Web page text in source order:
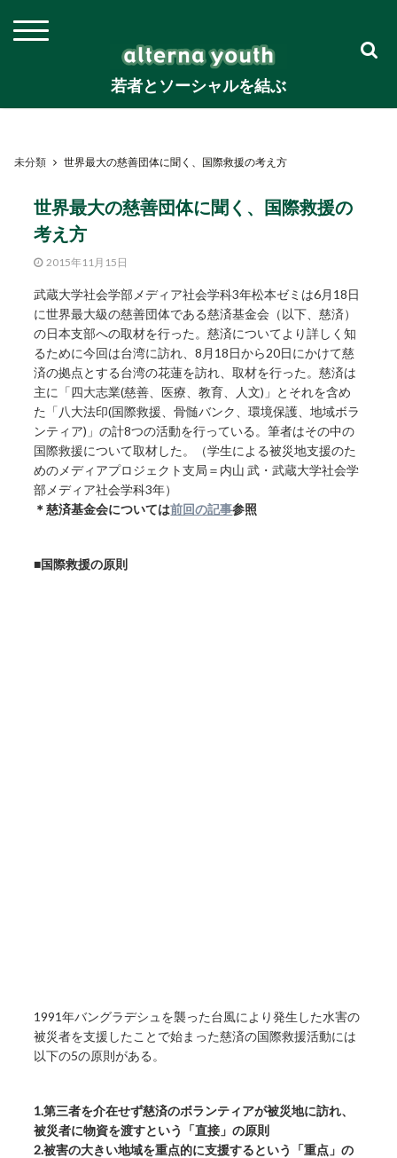
若者とソーシャルを結ぶ
未分類 世界最大の慈善団体に聞く、国際救援の考え方
世界最大の慈善団体に聞く、国際救援の
考え方
2015年11月15日
武蔵大学社会学部メディア社会学科3年松本ゼミは6月18日
に世界最大級の慈善団体である慈済基金会（以下、慈済）
の日本支部への取材を行った。慈済についてより詳しく知
るために今回は台湾に訪れ、8月18日から20日にかけて慈
済の拠点とする台湾の花蓮を訪れ、取材を行った。慈済は
主に「四大志業(慈善、医療、教育、人文)」とそれを含め
た「八大法印(国際救援、骨髄バンク、環境保護、地域ボラ
ンティア)」の計8つの活動を行っている。筆者はその中の
国際救援について取材した。（学生による被災地支援のた
めのメディアプロジェクト支局＝内山 武・武蔵大学社会学
部メディア社会学科3年）
＊慈済基金会については前回の記事参照
■国際救援の原則
1991年バングラデシュを襲った台風により発生した水害の
被災者を支援したことで始まった慈済の国際救援活動には
以下の5の原則がある。
1.第三者を介在せず慈済のボランティアが被災地に訪れ、
被災者に物資を渡すという「直接」の原則
2.被害の大きい地域を重点的に支援するという「重点」の